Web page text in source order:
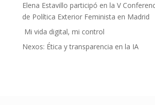
Elena Estavillo participó en la V
de Política Exterior Feminista en Madrid
Mi vida digital, mi control
Nexos: Ética y transparencia en la IA